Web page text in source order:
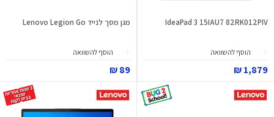
IdeaPad 3 15IAU7 82RK012PIV
הוסף להשוואה
1,879 ₪
מגן מסך לנייד Lenovo Legion Go
הוסף להשוואה
89 ₪